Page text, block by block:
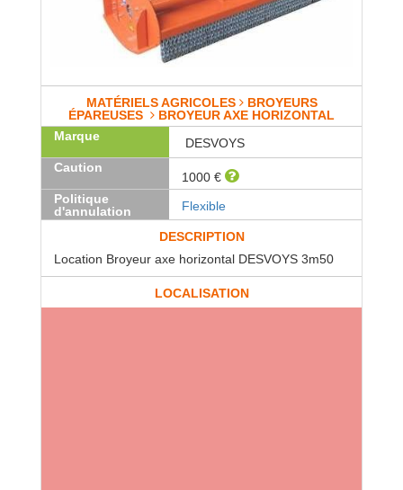
MATÉRIELS AGRICOLES BROYEURS
ÉPAREUSES
BROYEUR AXE HORIZONTAL
Marque
DESVOYS
Caution
1000 €
Politique
d'annulation
Flexible
DESCRIPTION
Location Broyeur axe horizontal DESVOYS 3m50
LOCALISATION